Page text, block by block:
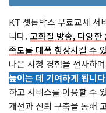
KT 셋톱박스 무료교체 서
니다. 고화질 방송, 다양한
족도를 대폭 향상시킬 수
나은 시청 경험을 선사하
높이는 데 기여하게 됩니다
하고 서비스를 이용할 수
개선과 신뢰 구축을 통해